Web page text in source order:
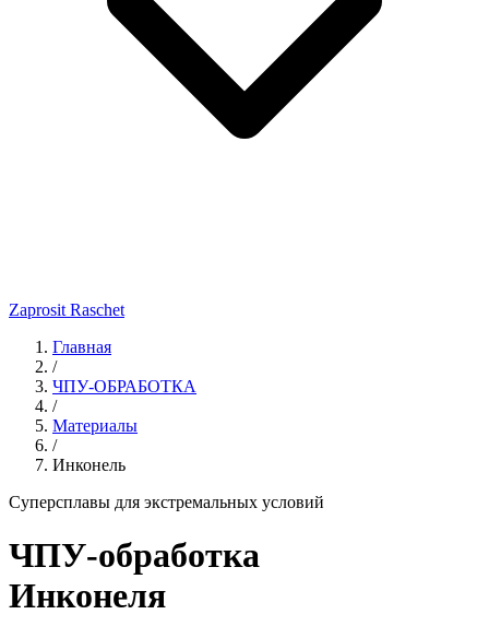
Zaprosit Raschet
Главная
/
ЧПУ-ОБРАБОТКА
/
Материалы
/
Инконель
Суперсплавы для экстремальных условий
ЧПУ-обработка
Инконеля